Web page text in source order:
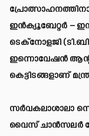
ഇൻക്യൂബേറ്റർ –
ടെക്‌നോളജി
ഇന്നൊവേഷൻ ആന്റ്
കെട്ടിടങ്ങളാണ്
സർവകലാശാലാ
വൈസ് ചാൻസലർ